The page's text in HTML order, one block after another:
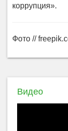
коррупция».
Фото //
Видео